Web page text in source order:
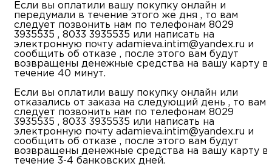
Если вы оплатили вашу покупку онлайн и
передумали в течение этого же дня , то вам
следует позвонить нам по телефонам 8029
3935535 , 8033 3935535 или написать на
электронную почту adamieva.intim@yandex.ru и
сообщить об отказе , после этого вам будут
возвращены денежные средства на вашу карту в
течение 40 минут.
Если вы оплатили вашу покупку онлайн или
отказались от заказа на следующий день , то вам
следует позвонить нам по телефонам 8029
3935535 , 8033 3935535 или написать на
электронную почту adamieva.intim@yandex.ru и
сообщить об отказе , после этого вам будут
возвращены денежные средства на вашу карту в
течение 3-4 банковских дней.